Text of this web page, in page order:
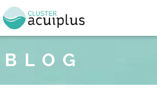
BLOG